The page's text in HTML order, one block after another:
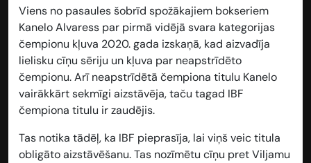
Viens no pasaules šobrīd spožākajiem bokseriem
Kanelo Alvaress par pirmā vidējā svara kategorijas
čempionu kļuva 2020. gada izskaņā, kad aizvadīja
lielisku cīņu sēriju un kļuva par neapstrīdēto
čempionu. Arī neapstrīdētā čempiona titulu Kanelo
vairākkārt sekmīgi aizstāvēja, taču tagad IBF
čempiona titulu ir zaudējis.
Tas notika tādēļ, ka IBF pieprasīja, lai viņš veic titula
obligāto aizstāvēšanu. Tas nozīmētu cīņu pret Viljamu